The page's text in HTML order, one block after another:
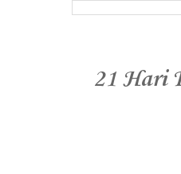
21 Hari